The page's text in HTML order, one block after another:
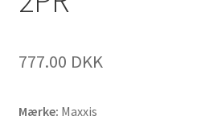
777.00 DKK
Mærke: Maxxis